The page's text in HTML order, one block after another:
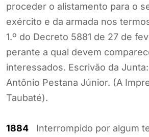
proceder o alistamento para o
exército e da armada nos
1.º do Decreto 5881 de 27 de
perante a qual devem
interessados. Escrivão da
Antônio Pestana Júnior. (A
Taubaté).
1884 Interrompido por algum